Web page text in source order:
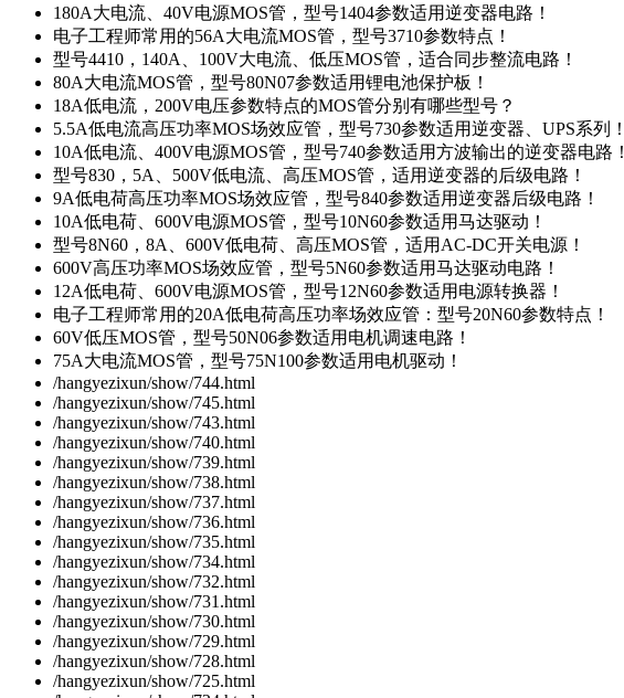
180A大电流、40V电源MOS管，型号1404参数适用逆变器电路！
电子工程师常用的56A大电流MOS管，型号3710参数特点！
型号4410，140A、100V大电流、低压MOS管，适合同步整流电路！
80A大电流MOS管，型号80N07参数适用锂电池保护板！
18A低电流，200V电压参数特点的MOS管分别有哪些型号？
5.5A低电流高压功率MOS场效应管，型号730参数适用逆变器、UPS系列！
10A低电流、400V电源MOS管，型号740参数适用方波输出的逆变器电路！
型号830，5A、500V低电流、高压MOS管，适用逆变器的后级电路！
9A低电荷高压功率MOS场效应管，型号840参数适用逆变器后级电路！
10A低电荷、600V电源MOS管，型号10N60参数适用马达驱动！
型号8N60，8A、600V低电荷、高压MOS管，适用AC-DC开关电源！
600V高压功率MOS场效应管，型号5N60参数适用马达驱动电路！
12A低电荷、600V电源MOS管，型号12N60参数适用电源转换器！
电子工程师常用的20A低电荷高压功率场效应管：型号20N60参数特点！
60V低压MOS管，型号50N06参数适用电机调速电路！
75A大电流MOS管，型号75N100参数适用电机驱动！
/hangyezixun/show/744.html
/hangyezixun/show/745.html
/hangyezixun/show/743.html
/hangyezixun/show/740.html
/hangyezixun/show/739.html
/hangyezixun/show/738.html
/hangyezixun/show/737.html
/hangyezixun/show/736.html
/hangyezixun/show/735.html
/hangyezixun/show/734.html
/hangyezixun/show/732.html
/hangyezixun/show/731.html
/hangyezixun/show/730.html
/hangyezixun/show/729.html
/hangyezixun/show/728.html
/hangyezixun/show/725.html